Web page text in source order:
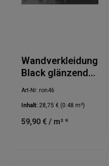
Wandverkleidung
Black glänzend
6x25cm
Art-Nr: ron46
Inhalt: 28,75 € (0.48 m²)
59,90 € / m² *